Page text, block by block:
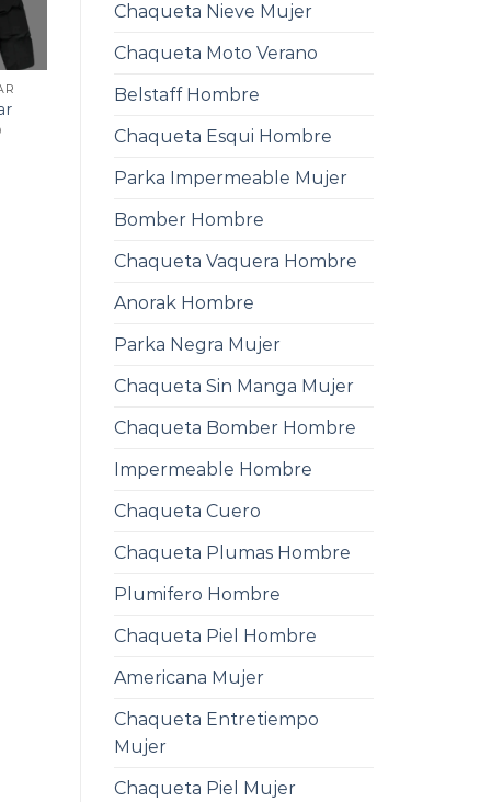
Chaqueta Nieve Mujer
Chaqueta Moto Verano
Belstaff Hombre
Chaqueta Esqui Hombre
Parka Impermeable Mujer
Bomber Hombre
Chaqueta Vaquera Hombre
Anorak Hombre
Parka Negra Mujer
Chaqueta Sin Manga Mujer
Chaqueta Bomber Hombre
Impermeable Hombre
Chaqueta Cuero
Chaqueta Plumas Hombre
Plumifero Hombre
Chaqueta Piel Hombre
Americana Mujer
Chaqueta Entretiempo
Mujer
Chaqueta Piel Mujer